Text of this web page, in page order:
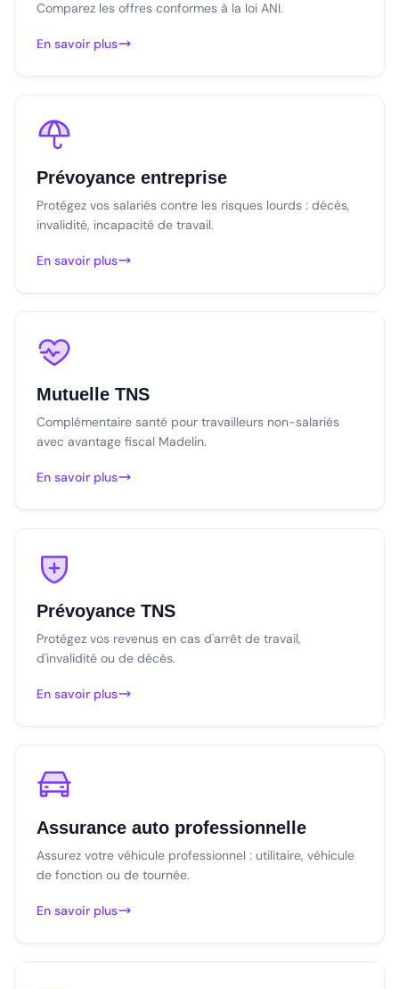
Comparez les offres conformes à la loi ANI.
En savoir plus
Prévoyance entreprise
Protégez vos salariés contre les risques lourds : décès,
invalidité, incapacité de travail.
En savoir plus
Mutuelle TNS
Complémentaire santé pour travailleurs non-salariés
avec avantage fiscal Madelin.
En savoir plus
Prévoyance TNS
Protégez vos revenus en cas d'arrêt de travail,
d'invalidité ou de décès.
En savoir plus
Assurance auto professionnelle
Assurez votre véhicule professionnel : utilitaire, véhicule
de fonction ou de tournée.
En savoir plus